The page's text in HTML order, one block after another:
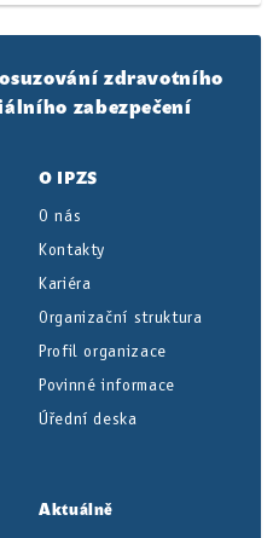
zdravotního
zabezpečení
O IPZS
O nás
Kontakty
Kariéra
Organizační struktura
Profil organizace
Povinné informace
Úřední deska
Aktuálně